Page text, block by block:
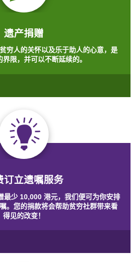
遗产捐赠
穷人的关怀以及乐于助人的心意，是
限，并可以不断延续的。
订立遗嘱服务
最少 10,000 港元，我们便可为你安排
。您的捐款将会帮助贫穷社群带来看
得见的改变！